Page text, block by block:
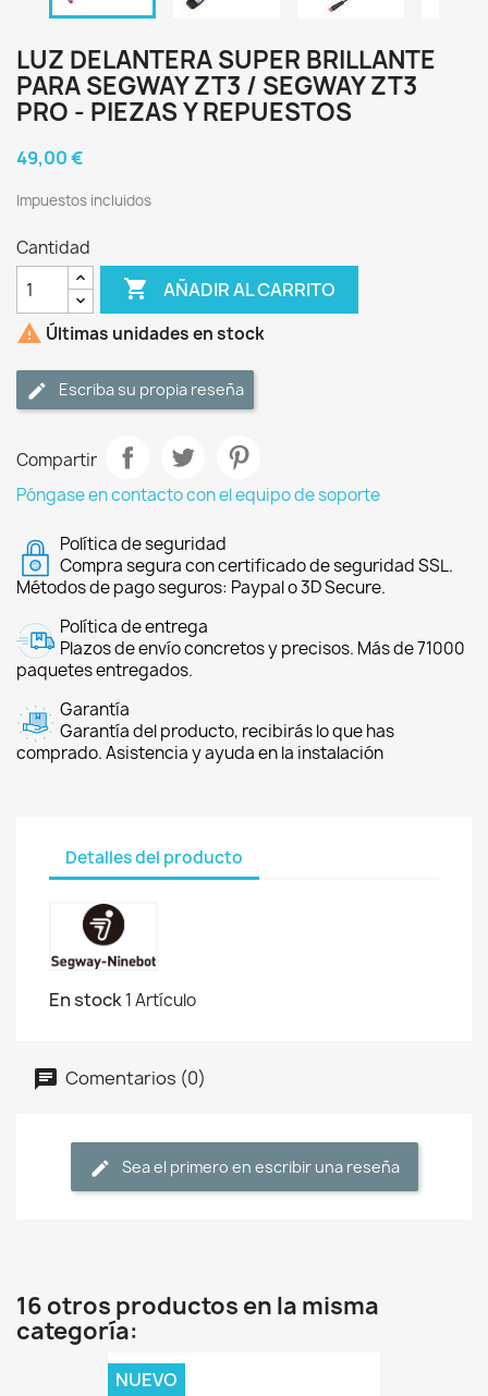
LUZ DELANTERA SUPER BRILLANTE
PARA SEGWAY ZT3 / SEGWAY ZT3
PRO - PIEZAS Y REPUESTOS
49,00 €
Impuestos incluidos
Cantidad
 AÑADIR AL CARRITO
 Últimas unidades en stock
Escriba su propia reseña
Compartir
Póngase en contacto con el equipo de soporte
Política de seguridad
Compra segura con certificado de seguridad SSL.
Métodos de pago seguros: Paypal o 3D Secure.
Política de entrega
Plazos de envío concretos y precisos. Más de 71000
paquetes entregados.
Garantía
Garantía del producto, recibirás lo que has
comprado. Asistencia y ayuda en la instalación
Detalles del producto
En stock1 Artículo
Comentarios (0)
Sea el primero en escribir una reseña
16 otros productos en la misma
categoría:
NUEVO